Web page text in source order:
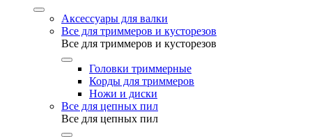
Аксессуары для валки
Все для триммеров и кусторезов
Все для триммеров и кусторезов
Головки триммерные
Корды для триммеров
Ножи и диски
Все для цепных пил
Все для цепных пил